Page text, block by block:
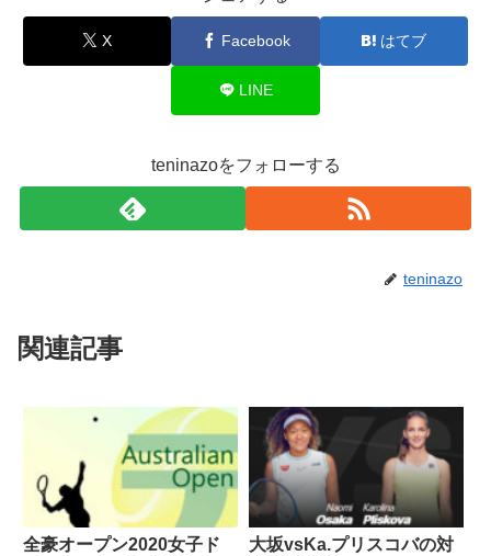
X Facebook はてブ
LINE
teninazoをフォローする
teninazo
関連記事
全豪オープン2020女子ド
大坂vsKa.プリスコバの対